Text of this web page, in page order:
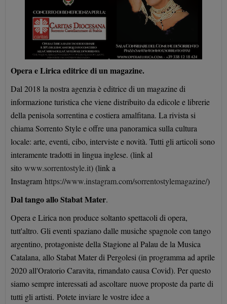
Opera e Lirica editrice di un magazine.
Dal 2018 la nostra agenzia è editrice di un magazine di
informazione turistica che viene distribuito da edicole e librerie
della penisola sorrentina e costiera amalfitana. La rivista si
chiama Sorrento Style e offre una panoramica sulla cultura
locale: arte, eventi, cibo, interviste e novità. Tutti gli articoli sono
interamente tradotti in lingua inglese. (link al
sito www.sorrentostyle.it) (link a
Instagram https://www.instagram.com/sorrentostylemagazine/)
Dal tango allo Stabat Mater.
Opera e Lirica non produce soltanto spettacoli di opera,
tutt'altro. Gli eventi spaziano dalle musiche spagnole con tango
argentino, protagoniste della Stagione al Palau de la Musica
Catalana, allo Stabat Mater di Pergolesi (in programma ad aprile
2020 all'Oratorio Caravita, rimandato causa Covid). Per questo
siamo sempre interessati ad ascoltare nuove proposte da parte di
tutti gli artisti. Potete inviare le vostre idee a